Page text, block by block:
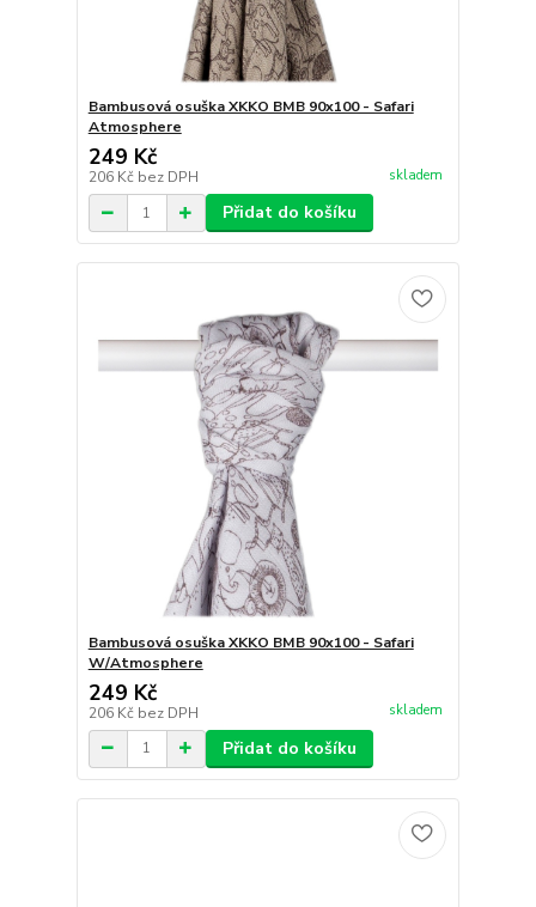
Bambusová osuška XKKO BMB 90x100 - Safari
Atmosphere
249 Kč
206 Kč bez DPH skladem
Přidat do košíku
Bambusová osuška XKKO BMB 90x100 - Safari
W/Atmosphere
249 Kč
206 Kč bez DPH skladem
Přidat do košíku